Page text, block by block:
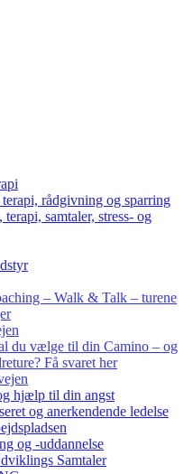
rådgivning og sparring
samtaler, stress- og
– Walk & Talk – turene
du vælge til din Camino – og
Få svaret her
hjælp til din angst
og anerkendende ledelse
og -uddannelse
Samtaler